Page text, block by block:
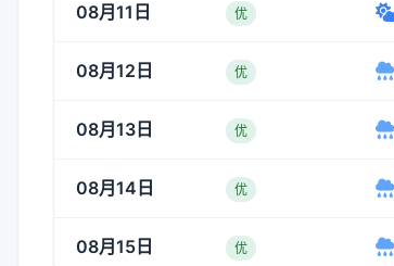
08月11日 优
08月12日 优
08月13日 优
08月14日 优
08月15日 优